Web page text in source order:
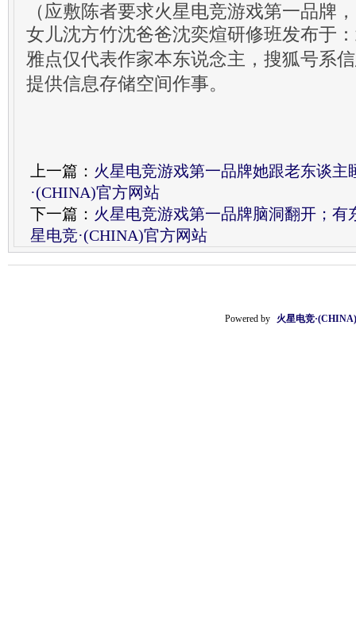
（应敷陈者要求火星电竞游戏第一品牌
女儿沈方竹沈爸爸沈奕煊研修班发布于
雅点仅代表作家本东说念主，搜狐号系
提供信息存储空间作事。
上一篇： 火星电竞游戏第一品牌她跟老东谈主
·(CHINA)官方网站
下一篇： 火星电竞游戏第一品牌脑洞翻开；
星电竞·(CHINA)官方网站
Powered by 火星电竞